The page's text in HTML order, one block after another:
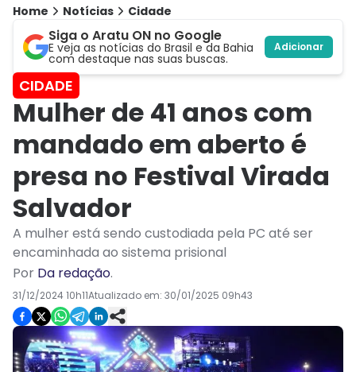
Home Notícias Cidade
Siga o Aratu ON no Google
E veja as notícias do Brasil e da Bahia
com destaque nas suas buscas.
Adicionar
CIDADE
Mulher de 41 anos com
mandado em aberto é
presa no Festival Virada
Salvador
A mulher está sendo custodiada pela PC até ser
encaminhada ao sistema prisional
Por Da redação.
31/12/2024 10h11Atualizado em: 30/01/2025 09h43